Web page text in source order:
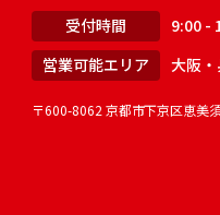
受付時間
9:00 -
営業可能エリア
大阪
〒600-8062 京都市下京区恵美